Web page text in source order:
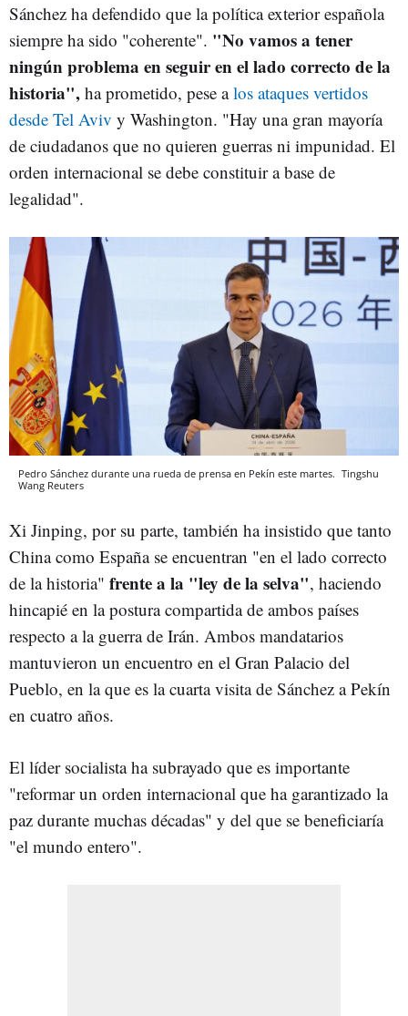
Sánchez ha defendido que la política exterior española
siempre ha sido "coherente". "No vamos a tener
ningún problema en seguir en el lado correcto de la
historia", ha prometido, pese alos ataques vertidos
desde Tel Aviv y Washington. "Hay una gran mayoría
de ciudadanos que no quieren guerras ni impunidad. El
orden internacional se debe constituir a base de
legalidad".
Pedro Sánchez durante una rueda de prensa en Pekín este martes. Tingshu
Wang Reuters
Xi Jinping, por su parte, también ha insistido que tanto
China como España se encuentran "en el lado correcto
de la historia" frente a la "ley de la selva", haciendo
hincapié en la postura compartida de ambos países
respecto a la guerra de Irán. Ambos mandatarios
mantuvieron un encuentro en el Gran Palacio del
Pueblo, en la que es la cuarta visita de Sánchez a Pekín
en cuatro años.
El líder socialista ha subrayado que es importante
"reformar un orden internacional que ha garantizado la
paz durante muchas décadas" y del que se beneficiaría
"el mundo entero".